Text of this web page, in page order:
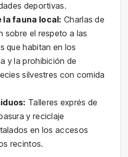
deportivas.
fauna local: Charlas de
sobre el respeto a las
que habitan en los
y la prohibición de
silvestres con comida
Talleres exprés de
y reciclaje
en los accesos
recintos.